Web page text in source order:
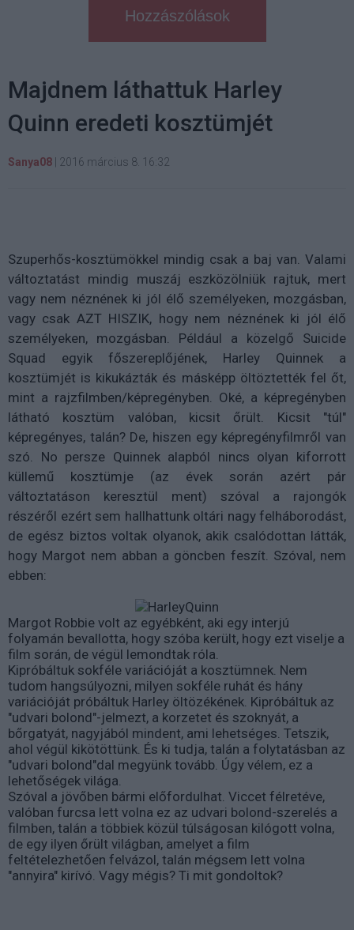
Hozzászólások
Majdnem láthattuk Harley
Quinn eredeti kosztümjét
Sanya08 2016 március 8. 16:32
Szuperhős-kosztümökkel mindig csak a baj van. Valami
változtatást mindig muszáj eszközölniük rajtuk, mert
vagy nem néznének ki jól élő személyeken, mozgásban,
vagy csak AZT HISZIK, hogy nem néznének ki jól élő
személyeken, mozgásban. Például a közelgő Suicide
Squad egyik főszereplőjének, Harley Quinnek a
kosztümjét is kikukázták és másképp öltöztették fel őt,
mint a rajzfilmben/képregényben. Oké, a képregényben
látható kosztüm valóban, kicsit őrült. Kicsit "túl"
képregényes, talán? De, hiszen egy képregényfilmről van
szó. No persze Quinnek alapból nincs olyan kiforrott
küllemű kosztümje (az évek során azért pár
változtatáson keresztül ment) szóval a rajongók
részéről ezért sem hallhattunk oltári nagy felháborodást,
de egész biztos voltak olyanok, akik csalódottan látták,
hogy Margot nem abban a göncben feszít. Szóval, nem
ebben:
Margot Robbie volt az egyébként, aki egy interjú
folyamán bevallotta, hogy szóba került, hogy ezt viselje a
film során, de végül lemondtak róla.
Kipróbáltuk sokféle variációját a kosztümnek. Nem
tudom hangsúlyozni, milyen sokféle ruhát és hány
variációját próbáltuk Harley öltözékének. Kipróbáltuk az
"udvari bolond"-jelmezt, a korzetet és szoknyát, a
bőrgatyát, nagyjából mindent, ami lehetséges. Tetszik,
ahol végül kikötöttünk. És ki tudja, talán a folytatásban az
"udvari bolond"dal megyünk tovább. Úgy vélem, ez a
lehetőségek világa.
Szóval a jövőben bármi előfordulhat. Viccet félretéve,
valóban furcsa lett volna ez az udvari bolond-szerelés a
filmben, talán a többiek közül túlságosan kilógott volna,
de egy ilyen őrült világban, amelyet a film
feltételezhetően felvázol, talán mégsem lett volna
"annyira" kirívó. Vagy mégis? Ti mit gondoltok?